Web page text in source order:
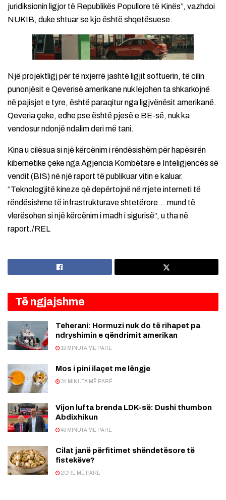
juridiksionin ligjor të Republikës Popullore të Kinës”, vazhdoi
NUKIB, duke shtuar se kjo është shqetësuese.
Një projektligj për të nxjerrë jashtë ligjit softuerin, të cilin
punonjësit e Qeverisë amerikane nuk lejohen ta shkarkojnë
në pajisjet e tyre, është paraqitur nga ligjvënësit amerikanë.
Qeveria çeke, edhe pse është pjesë e BE-së, nuk ka
vendosur ndonjë ndalim deri më tani.
Kina u cilësua si një kërcënim i rëndësishëm për hapësirën
kibernetike çeke nga Agjencia Kombëtare e Inteligjencës së
vendit (BIS) në një raport të publikuar vitin e kaluar.
“Teknologjitë kineze që depërtojnë në rrjete interneti të
rëndësishme të infrastrukturave shtetërore… mund të
vlerësohen si një kërcënim i madh i sigurisë”, u tha në
raport./REL
Të ngjajshme
Teherani: Hormuzi nuk do të rihapet pa
ndryshimin e qëndrimit amerikan
19 MINUTA MË PARË
Mos i pini ilaçet me lëngje
34 MINUTA MË PARË
Vijon lufta brenda LDK-së: Dushi thumbon
Abdixhikun
49 MINUTA MË PARË
Cilat janë përfitimet shëndetësore të
fistekëve?
2 ORË MË PARË